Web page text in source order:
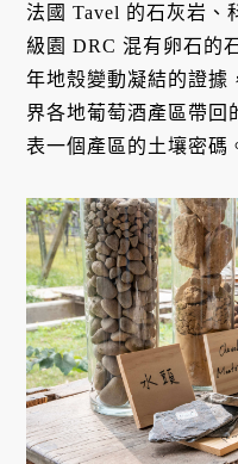
法國 Tavel 的石灰岩、
級園 DRC 混有卵石
年地殼變動凝結的證據
界各地葡萄酒產區帶回
表一個產區的土壤密碼